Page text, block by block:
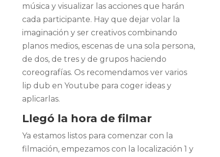
música y visualizar las acciones que harán
cada participante. Hay que dejar volar la
imaginación y ser creativos combinando
planos medios, escenas de una sola persona,
de dos, de tres y de grupos haciendo
coreografías. Os recomendamos ver varios
lip dub en Youtube para coger ideas y
aplicarlas.
Llegó la hora de filmar
Ya estamos listos para comenzar con la
filmación, empezamos con la localización 1 y